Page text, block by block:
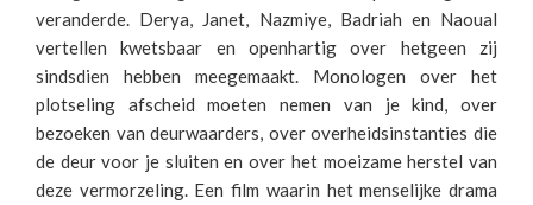
veranderde. Derya, Janet, Nazmiye, Badriah en Naoual
vertellen kwetsbaar en openhartig over hetgeen zij
sindsdien hebben meegemaakt. Monologen over het
plotseling afscheid moeten nemen van je kind, over
bezoeken van deurwaarders, over overheidsinstanties die
de deur voor je sluiten en over het moeizame herstel van
deze vermorzeling. Een film waarin het menselijke drama